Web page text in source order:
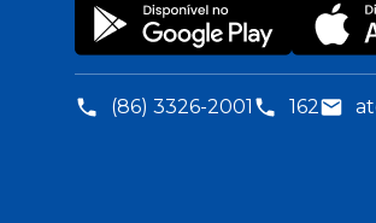
(86) 3326-2001 162